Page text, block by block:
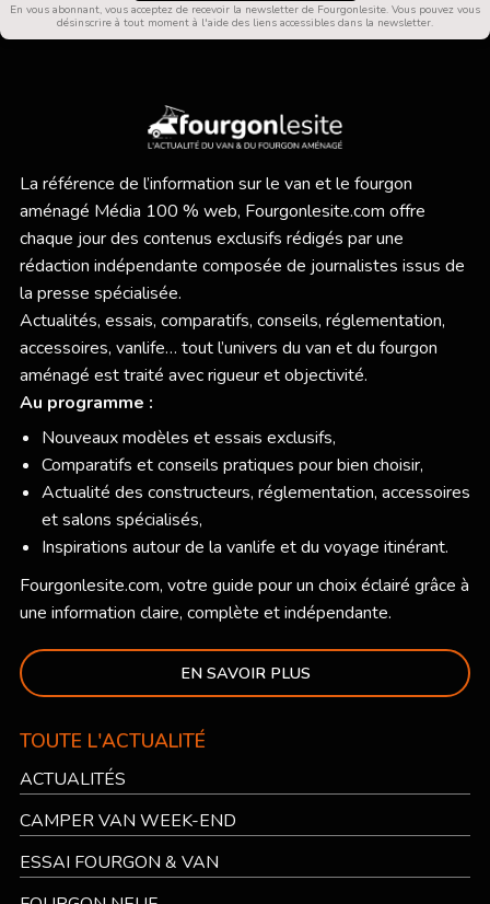
En vous abonnant, vous acceptez de recevoir la newsletter de Fourgonlesite. Vous pouvez vous
désinscrire à tout moment à l'aide des liens accessibles dans la newsletter.
La référence de l’information sur le van et le fourgon
aménagé Média 100 % web, Fourgonlesite.com offre
chaque jour des contenus exclusifs rédigés par une
rédaction indépendante composée de journalistes issus de
la presse spécialisée.
Actualités, essais, comparatifs, conseils, réglementation,
accessoires, vanlife… tout l’univers du van et du fourgon
aménagé est traité avec rigueur et objectivité.
Au programme :
Nouveaux modèles et essais exclusifs,
Comparatifs et conseils pratiques pour bien choisir,
Actualité des constructeurs, réglementation, accessoires
et salons spécialisés,
Inspirations autour de la vanlife et du voyage itinérant.
Fourgonlesite.com, votre guide pour un choix éclairé grâce à
une information claire, complète et indépendante.
EN SAVOIR PLUS
TOUTE L'ACTUALITÉ
ACTUALITÉS
CAMPER VAN WEEK-END
ESSAI FOURGON & VAN